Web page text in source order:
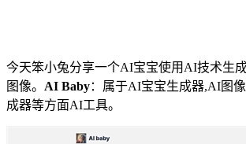
今天笨小兔分享一个AI宝宝使用AI技术生
图像。 AI Baby：属于AI宝宝生成器,AI图
成器等方面AI工具。